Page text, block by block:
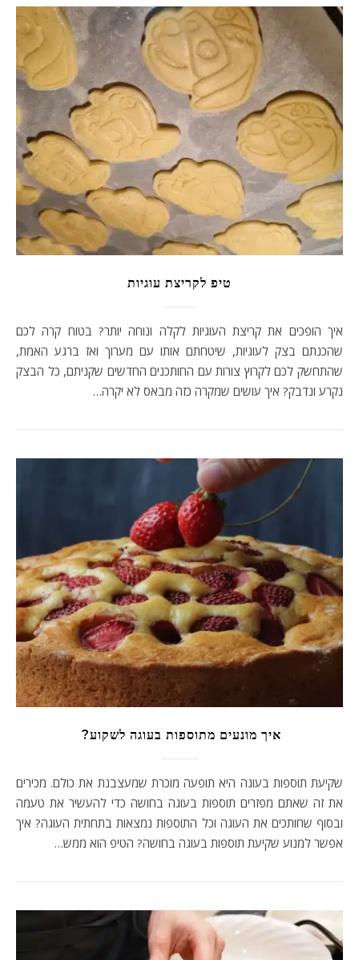
טיפ לקריצת עוגיות
איך הופכים את קריצת העוגיות לקלה ונוחה יותר? בטוח קרה לכם
שהכנתם בצק לעוגיות, שיטחתם אותו עם מערוך ואז ברגע האמת,
שהתחשק לכם לקרוץ צורות עם החותכנים החדשים שקניתם, כל הבצק
נקרע ונדבק? איך עושים שמקרה כזה מבאס לא יקרה…
איך מונעים מתוספות בעוגה לשקוע?
שקיעת תוספות בעוגה היא תופעה מוכרת שמעצבנת את כולם. מכירים
את זה שאתם מפזרים תוספות בעוגה בחושה כדי להעשיר את טעמה
ובסוף שחותכים את העוגה וכל התוספות נמצאות בתחתית העוגה? איך
אפשר למנוע שקיעת תוספות בעוגה בחושה? הטיפ הוא ממש…